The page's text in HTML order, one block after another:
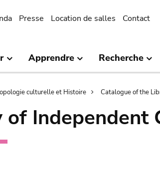
Presse Location de salles Contact
Apprendre Recherche
culturelle et Histoire Catalogue of the
Independent